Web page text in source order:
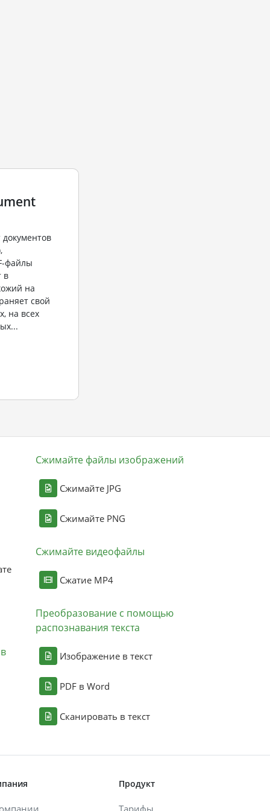
файлы
в
на
свой
на всех
Сжимайте файлы изображений
Сжимайте JPG
Сжимайте PNG
Сжимайте видеофайлы
Сжатие MP4
Преобразование с помощью
распознавания текста
Изображение в текст
PDF в Word
Сканировать в текст
Продукт
Тарифы